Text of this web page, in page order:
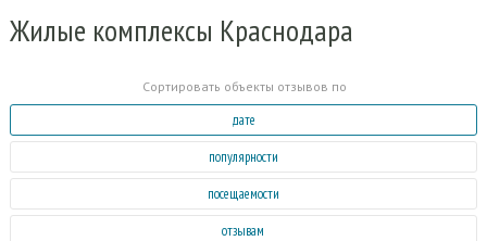
Жилые комплексы Краснодара
Сортировать объекты отзывов по
дате
популярности
посещаемости
отзывам